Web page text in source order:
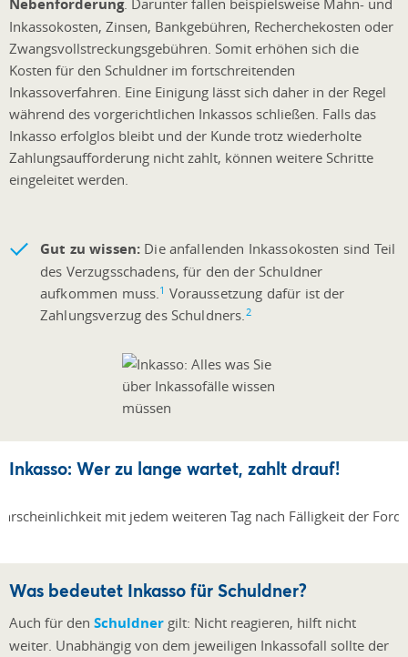
Nebenforderung. Darunter fallen beispielsweise Mahn- und
Inkassokosten, Zinsen, Bankgebühren, Recherchekosten oder
Zwangsvollstreckungsgebühren. Somit erhöhen sich die
Kosten für den Schuldner im fortschreitenden
Inkassoverfahren. Eine Einigung lässt sich daher in der Regel
während des vorgerichtlichen Inkassos schließen. Falls das
Inkasso erfolglos bleibt und der Kunde trotz wiederholte
Zahlungsaufforderung nicht zahlt, können weitere Schritte
eingeleitet werden.
Gut zu wissen: Die anfallenden Inkassokosten sind Teil
des Verzugsschadens, für den der Schuldner
aufkommen muss.1 Voraussetzung dafür ist der
Zahlungsverzug des Schuldners.2
Inkasso: Wer zu lange wartet, zahlt drauf!
Was bedeutet Inkasso für Schuldner?
Auch für den Schuldner gilt: Nicht reagieren, hilft nicht
weiter. Unabhängig von dem jeweiligen Inkassofall sollte der